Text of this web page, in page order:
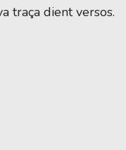
traça dient versos.